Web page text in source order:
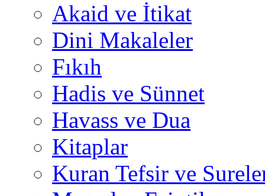
Akaid ve İtikat
Dini Makaleler
Fıkıh
Hadis ve Sünnet
Havass ve Dua
Kitaplar
Kuran Tefsir ve